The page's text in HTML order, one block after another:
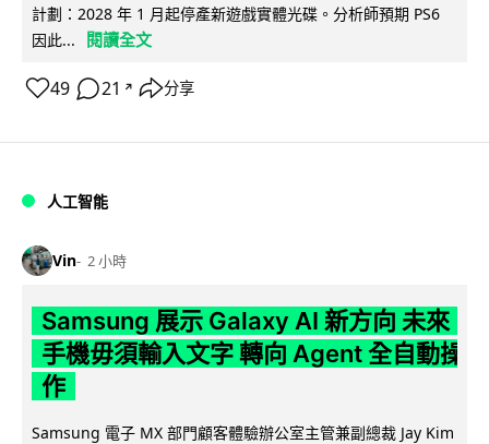
計劃：2028 年 1 月起停產新遊戲實體光碟。分析師預期 PS6
因此...
閱讀全文
49 21 ↗ 分享
人工智能
Vin 2 小時
Samsung 展示 Galaxy AI 新方向 未來
手機毋須輸入文字 轉向 Agent 全自動操
作
Samsung 電子 MX 部門顧客體驗辦公室主管兼副總裁 Jay Kim